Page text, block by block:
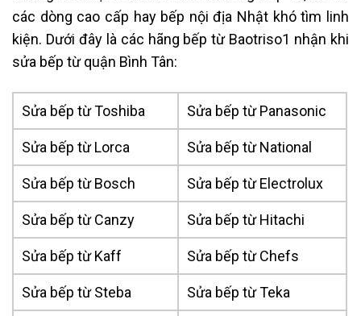
các dòng cao cấp hay bếp nội địa Nhật khó tìm linh
kiện. Dưới đây là các hãng bếp từ Baotriso1 nhận khi
sửa bếp từ quận Bình Tân:
Sửa bếp từ Toshiba Sửa bếp từ Panasonic
Sửa bếp từ Lorca Sửa bếp từ National
Sửa bếp từ Bosch Sửa bếp từ Electrolux
Sửa bếp từ Canzy Sửa bếp từ Hitachi
Sửa bếp từ Kaff Sửa bếp từ Chefs
Sửa bếp từ Steba Sửa bếp từ Teka